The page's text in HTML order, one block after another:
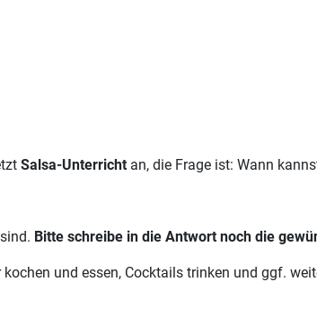
Salsa-Unterricht an, die Frage ist: Wann
Bitte schreibe in die Antwort noch die
und essen, Cocktails trinken und ggf.